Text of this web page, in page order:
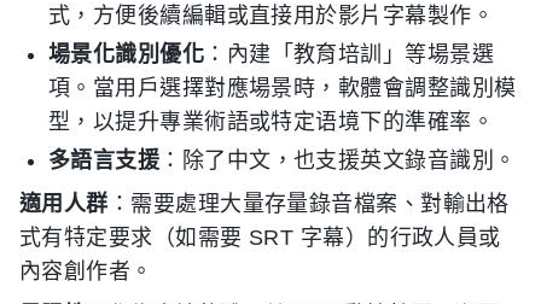
式，方便後續編輯或直接用於影片字幕製作。
場景化識別優化 ：內建「教育培訓」等場景選
項。當用戶選擇對應場景時，軟體會調整識別模
型，以提升專業術語或特定语境下的準確率。
多語言支援 ：除了中文，也支援英文錄音識別。
適用人群 ：需要處理大量存量錄音檔案、對輸出格
式有特定要求（如需要 SRT 字幕）的行政人員或
內容創作者。